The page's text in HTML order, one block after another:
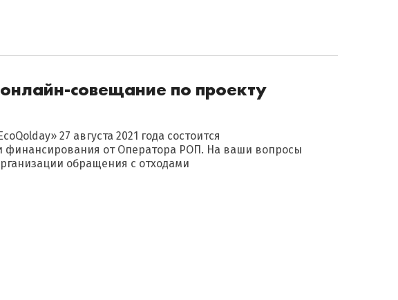
онлайн-совещание по проекту
27 августа 2021 года состоится
финансирования от Оператора РОП. На ваши вопросы
обращения с отходами